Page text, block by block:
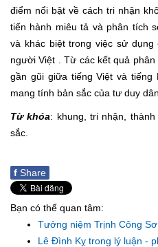
điểm nổi bật về cách tri nhận
tiến hành miêu tả và phân tích
và khác biệt trong việc sử
người Việt . Từ các kết quả
gần gũi giữa tiếng Việt và
mang tính bản sắc của tư duy
Từ khóa: khung, tri nhận,
sắc.
f Share
Bạn có thể quan tâm:
Tưởng niệm Trịnh Công
Lê Đình Kỵ trong lý luận -